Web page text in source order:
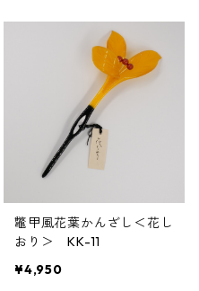
鼈甲風花葉かんざし＜花し
おり＞ KK-11
¥4,950